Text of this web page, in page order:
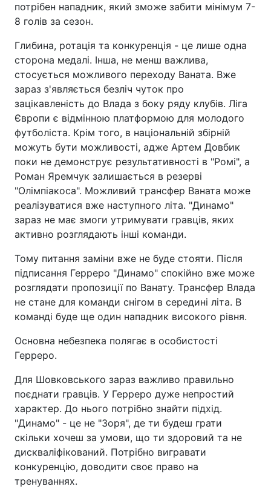
потрібен нападник, який зможе забити мінімум 7-
8 голів за сезон.
Глибина, ротація та конкуренція - це лише одна
сторона медалі. Інша, не менш важлива,
стосується можливого переходу Ваната. Вже
зараз з'являється безліч чуток про
зацікавленість до Влада з боку ряду клубів. Ліга
Європи є відмінною платформою для молодого
футболіста. Крім того, в національній збірній
можуть бути можливості, адже Артем Довбик
поки не демонструє результативності в "Ромі", а
Роман Яремчук залишається в резерві
"Олімпіакоса". Можливий трансфер Ваната може
реалізуватися вже наступного літа. "Динамо"
зараз не має змоги утримувати гравців, яких
активно розглядають інші команди.
Тому питання заміни вже не буде стояти. Після
підписання Герреро "Динамо" спокійно вже може
розглядати пропозиції по Ванату. Трансфер Влада
не стане для команди снігом в середині літа. В
команді буде ще один нападник високого рівня.
Основна небезпека полягає в особистості
Герреро.
Для Шовковського зараз важливо правильно
поєднати гравців. У Герреро дуже непростий
характер. До нього потрібно знайти підхід.
"Динамо" - це не "Зоря", де ти будеш грати
скільки хочеш за умови, що ти здоровий та не
дискваліфікований. Потрібно вигравати
конкуренцію, доводити своє право на
тренуваннях.